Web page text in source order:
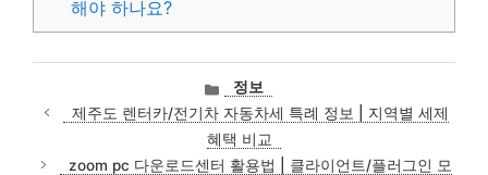
해야 하나요?
카
테
고
리
정보
제주도 렌터카/전기차 자동차세 특례 정보 | 지역별 세제
혜택 비교
zoom pc 다운로드센터 활용법 | 클라이언트/플러그인 모